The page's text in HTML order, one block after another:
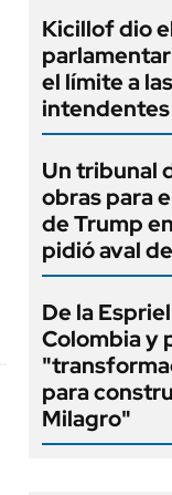
Kicillof dio
el límite a
intendentes
Un tribunal
obras para
de Trump
pidió aval
De la
Colombia y
para
Milagro"